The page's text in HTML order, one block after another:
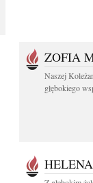
ZOFIA
Naszej
głębokiego